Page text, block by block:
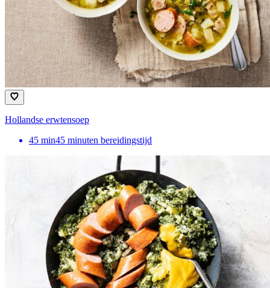
Hollandse erwtensoep
45 min45 minuten bereidingstijd